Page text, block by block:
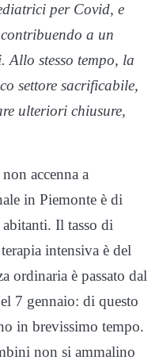
per Covid, e
a un
Allo stesso tempo, la
settore sacrificabile,
ulteriori chiusure,
accenna a
in Piemonte è di
Il tasso di
intensiva è del
ordinaria è passato dal
7 gennaio: di questo
in brevissimo tempo.
non si ammalino